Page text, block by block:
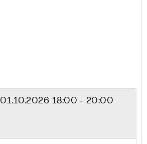
01.10.2026 18:00 - 20:00